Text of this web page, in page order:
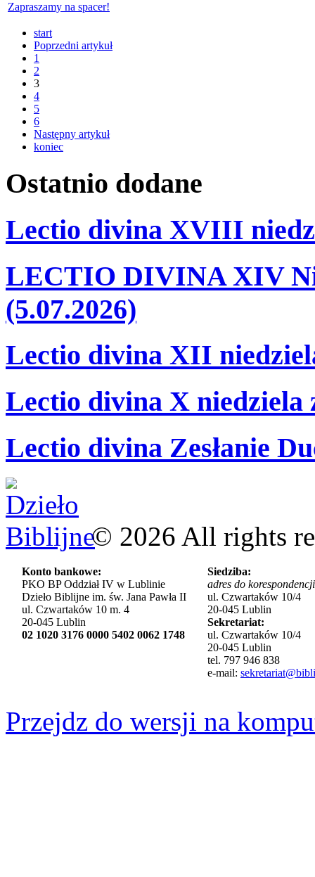
Zapraszamy na spacer!
start
Poprzedni artykuł
1
2
3
4
5
6
Następny artykuł
koniec
Ostatnio dodane
Lectio divina XVIII
LECTIO DIVINA XIV
(5.07.2026)
Lectio divina XII
Lectio divina X niedziela
Lectio divina Zesłanie
© 2026 All rights
Konto bankowe:
PKO BP Oddział IV w Lublinie
Dzieło Biblijne im. św. Jana Pawła II
ul. Czwartaków 10 m. 4
20-045 Lublin
02 1020 3176 0000 5402 0062 1748
Siedziba:
adres do
ul. Czwartaków 10/4
20-045 Lublin
Sekretariat:
ul. Czwartaków 10/4
20-045 Lublin
tel. 797 946 838
e-mail:
Przejdz do wersji na